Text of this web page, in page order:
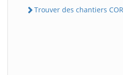
Trouver des chantiers